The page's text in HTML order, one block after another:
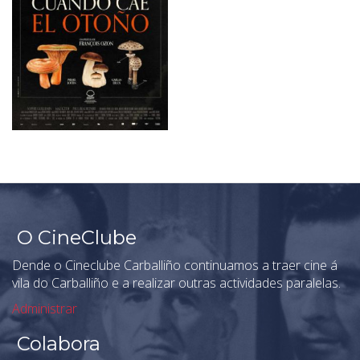
O CineClube
Dende o Cineclube Carballiño continuamos a traer cine á
vila do Carballiño e a realizar outras actividades paralelas.
Administrar
Colabora